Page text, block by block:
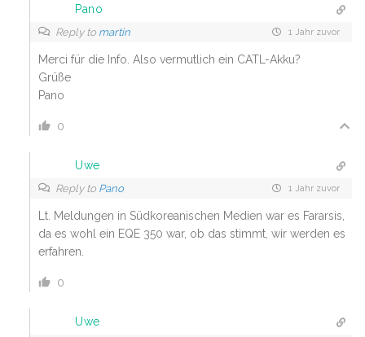
Pano
Reply to martin 1 Jahr zuvor
Merci für die Info. Also vermutlich ein CATL-Akku?
Grüße
Pano
0
Uwe
Reply to Pano 1 Jahr zuvor
Lt. Meldungen in Südkoreanischen Medien war es Fararsis,
da es wohl ein EQE 350 war, ob das stimmt, wir werden es
erfahren.
0
Uwe